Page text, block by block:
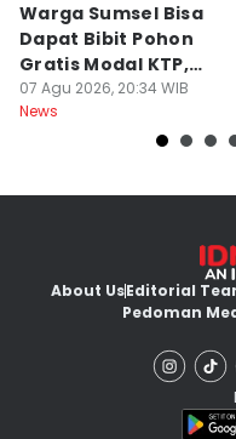
Warga Sumsel Bisa
Dapat Bibit Pohon
Gratis Modal KTP,
Menhut Beberkan
Caranya
07 Agu 2026, 20:34 WIB
News
About UsEditorial
Pedoman